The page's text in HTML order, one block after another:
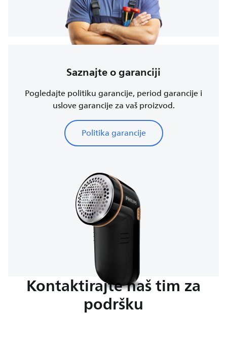
Saznajte o garanciji
Pogledajte politiku garancije, period garancije i
uslove garancije za vaš proizvod.
Politika garancije
Kontaktirajte naš tim za
podršku